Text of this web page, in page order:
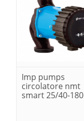
Imp pumps
circolatore nmt
smart 25/40-180